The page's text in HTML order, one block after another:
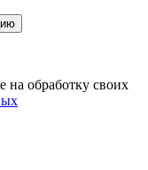
на обработку своих